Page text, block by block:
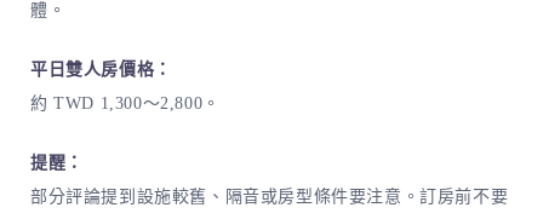
體。
平日雙人房價格：
約 TWD 1,300～2,800。
提醒：
部分評論提到設施較舊、隔音或房型條件要注意。訂房前不要